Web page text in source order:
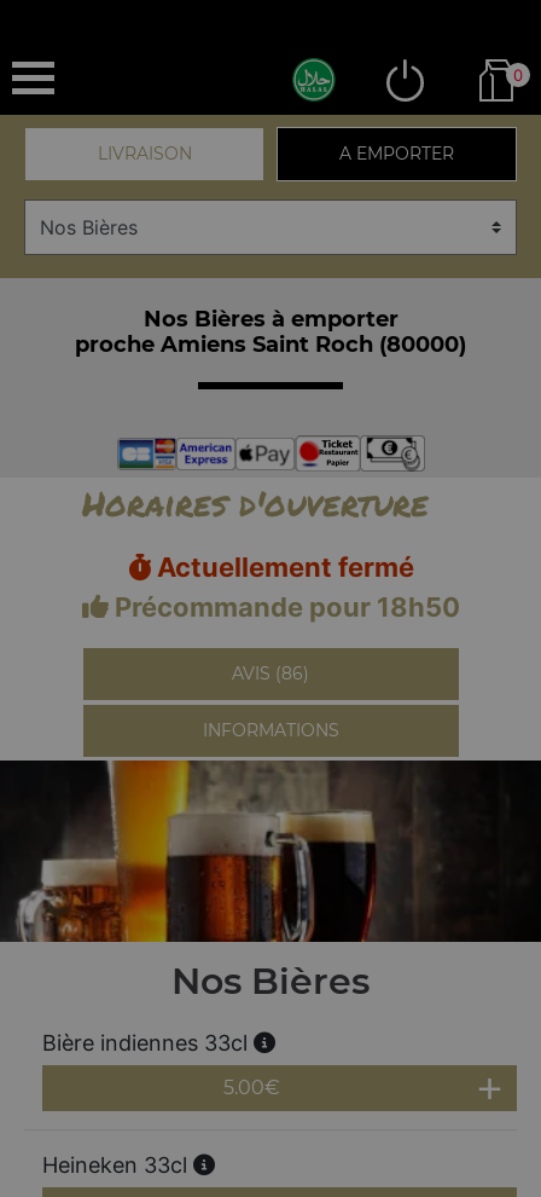
0
LIVRAISON A EMPORTER
Nos Bières à emporter
proche Amiens Saint Roch (80000)
Horaires d'ouverture
Actuellement fermé
Précommande pour 18h50
AVIS (86)
INFORMATIONS
Nos Bières
Bière indiennes 33cl
5.00€
Heineken 33cl